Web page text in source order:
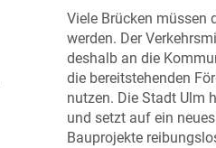
Viele Brücken müssen
werden. Der
deshalb an die
die bereitstehenden
nutzen. Die Stadt Ulm
und setzt auf ein
Bauprojekte